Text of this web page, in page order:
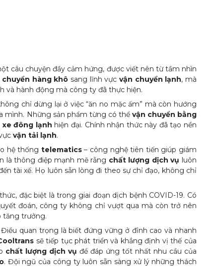
câu chuyện đầy cảm hứng, được viết nên từ tầm nhìn
chuyển hàng khô sang lĩnh vực vận chuyển lạnh, mà
và hành động mà công ty đã thực hiện.
chỉ dừng lại ở việc “ăn no mặc ấm” mà còn hướng
mình. Những sản phẩm từng có thể vận chuyển bằng
xe đông lạnh hiện đại. Chính nhận thức này đã tạo nền
vận tải lạnh.
hệ thống telematics– công nghệ tiên tiến giúp giám
là thông điệp mạnh mẽ rằng chất lượng dịch vụ luôn
tài xế. Họ luôn sẵn lòng đi theo sự chỉ đạo, không chỉ
đặc biệt là trong giai đoạn dịch bệnh COVID-19. Có
đoán, công ty không chỉ vượt qua mà còn trở nên
tăng trưởng.
quan trọng là biết đứng vững ở đỉnh cao và nhanh
sẽ tiếp tục phát triển và khẳng định vị thế của
chất lượng dịch vụ để đáp ứng tốt nhất nhu cầu của
. Đội ngũ của công ty luôn sẵn sàng xử lý những thách